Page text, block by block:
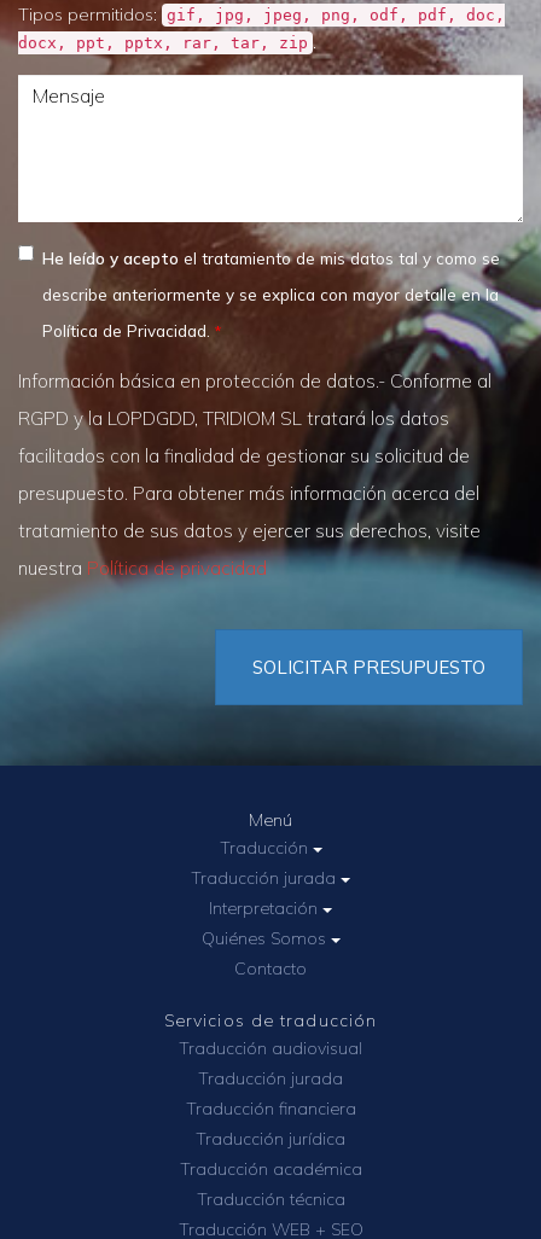
Tipos permitidos: gif, jpg, jpeg, png, odf, pdf, doc,
docx, ppt, pptx, rar, tar, zip .
Mensaje
He leído y acepto el tratamiento de mis datos tal y como se
describe anteriormente y se explica con mayor detalle en la
Política de Privacidad.
Información básica en protección de datos.- Conforme al
RGPD y la LOPDGDD, TRIDIOM SL tratará los datos
facilitados con la finalidad de gestionar su solicitud de
presupuesto. Para obtener más información acerca del
tratamiento de sus datos y ejercer sus derechos, visite
nuestra Política de privacidad
SOLICITAR PRESUPUESTO
Menú
Traducción
Traducción jurada
Interpretación
Quiénes Somos
Contacto
Servicios de traducción
Traducción audiovisual
Traducción jurada
Traducción financiera
Traducción jurídica
Traducción académica
Traducción técnica
Traducción WEB + SEO